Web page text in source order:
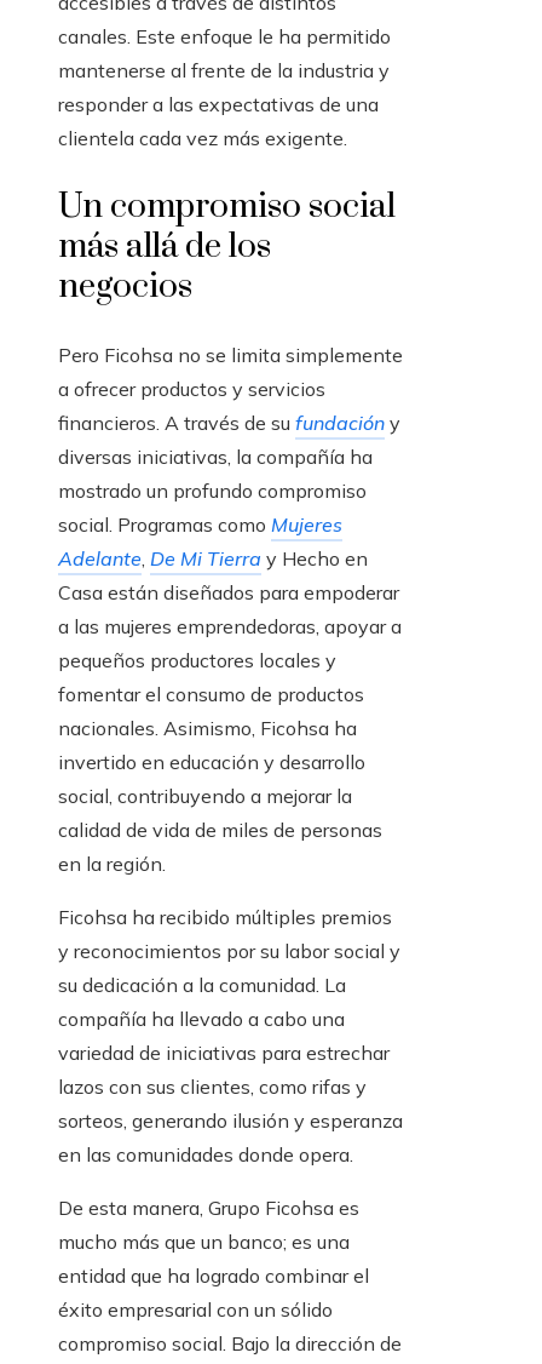
canales. Este enfoque le ha permitido
mantenerse al frente de la industria y
responder a las expectativas de una
clientela cada vez más exigente.
Un compromiso social
más allá de los
negocios
Pero Ficohsa no se limita simplemente
a ofrecer productos y servicios
financieros. A través de su fundación y
diversas iniciativas, la compañía ha
mostrado un profundo compromiso
social. Programas como Mujeres
Adelante, De Mi Tierra y Hecho en
Casa están diseñados para empoderar
a las mujeres emprendedoras, apoyar a
pequeños productores locales y
fomentar el consumo de productos
nacionales. Asimismo, Ficohsa ha
invertido en educación y desarrollo
social, contribuyendo a mejorar la
calidad de vida de miles de personas
en la región.
Ficohsa ha recibido múltiples premios
y reconocimientos por su labor social y
su dedicación a la comunidad. La
compañía ha llevado a cabo una
variedad de iniciativas para estrechar
lazos con sus clientes, como rifas y
sorteos, generando ilusión y esperanza
en las comunidades donde opera.
De esta manera, Grupo Ficohsa es
mucho más que un banco; es una
entidad que ha logrado combinar el
éxito empresarial con un sólido
compromiso social. Bajo la dirección de